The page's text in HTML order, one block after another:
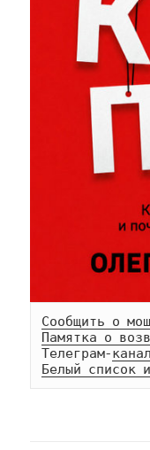
Сообщить о
Памятка о
Телеграм-канал
Белый список